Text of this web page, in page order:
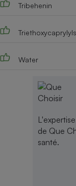
Tribehenin
Water
de Que
santé.